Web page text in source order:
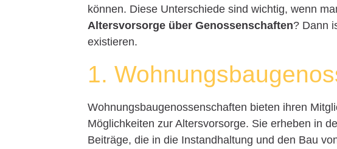
können. Diese Unterschiede sind wichtig, wenn
Altersvorsorge über Genossenschaften? Dann
existieren.
1.
Wohnungsbaugenossenschaften bieten ihren
Möglichkeiten zur Altersvorsorge. Sie erheben in
Beiträge, die in die Instandhaltung und den Bau